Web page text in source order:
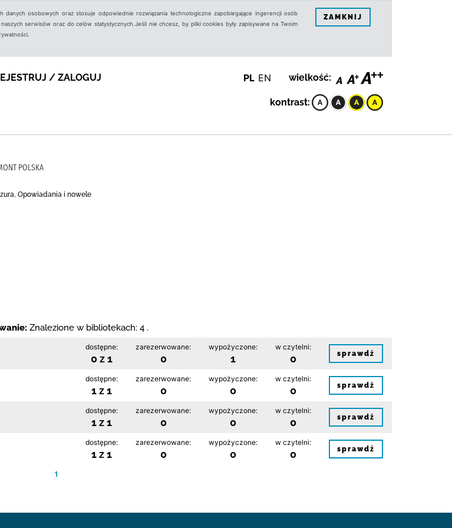
osobowych oraz stosuje odpowiednie rozwiązania technologiczne zapobiegające ingerencji osób
serwisów oraz do celów statystycznych.Jeśli nie chcesz, by pliki cookies były zapisywane na Twoim
ZAMKNIJ
/ ZALOGUJ PL EN wielkość:
kontrast:
POLSKA
Opowiadania i nowele
Znalezione w bibliotekach: 4 .
dostępne:
0 z 1
zarezerwowane:
0
wypożyczone:
1
w czytelni:
0 sprawdź
dostępne:
1 z 1
zarezerwowane:
0
wypożyczone:
0
w czytelni:
0 sprawdź
dostępne:
1 z 1
zarezerwowane:
0
wypożyczone:
0
w czytelni:
0 sprawdź
dostępne:
1 z 1
zarezerwowane:
0
wypożyczone:
0
w czytelni:
0 sprawdź
1